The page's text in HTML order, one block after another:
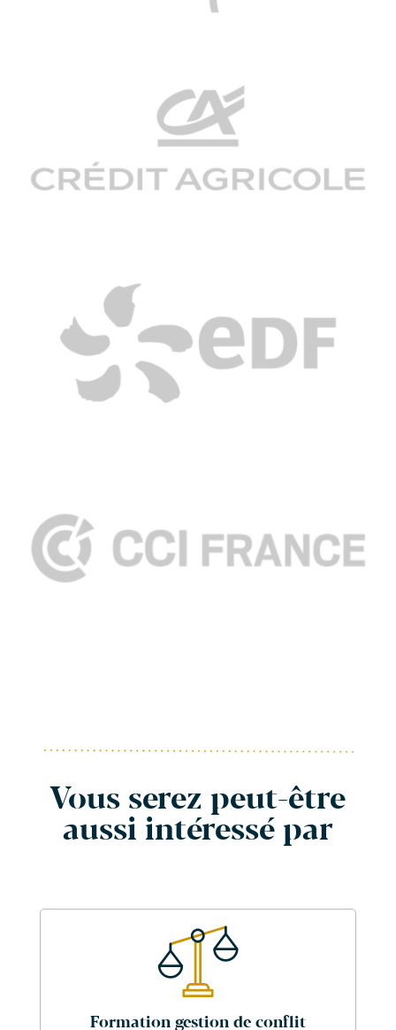
Vous serez peut-être
aussi intéressé par
Formation gestion de conflit